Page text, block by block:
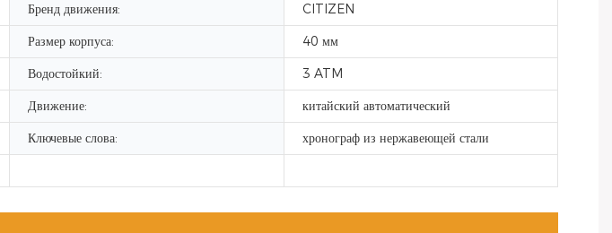
Бренд движения:
CITIZEN
Размер корпуса:
40 мм
Водостойкий:
3 ATM
Движение:
китайский автоматический
Ключевые слова:
хронограф из нержавеющей стали